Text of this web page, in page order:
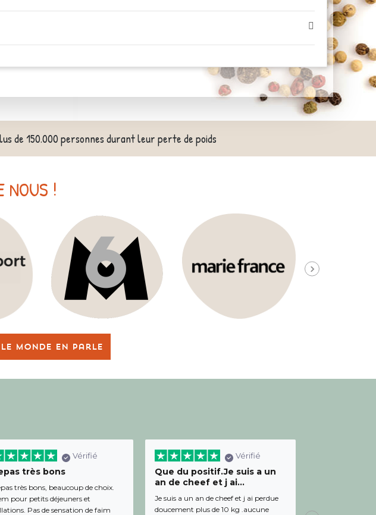
de 150.000 personnes durant leur perte de poids
NOUS !
monde en parle
Vérifié
très bons
très bons, beaucoup de choix.
pour petits déjeuners et
Pas de sensation de faim
Vérifié
Que du positif.Je suis a un
an de cheef et j ai...
Je suis a un an de cheef et j ai perdue
doucement plus de 10 kg .aucune